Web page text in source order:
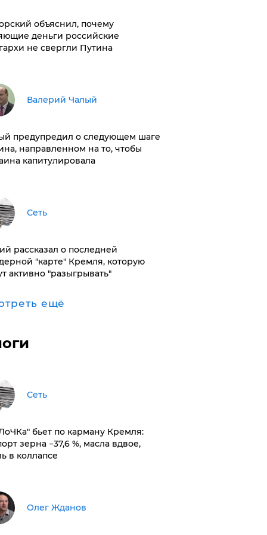
объяснил, почему
деньги российские
не свергли Путина
Валерий Чалый
предупредил о следующем шаге
направленном на то, чтобы
капитулировала
Сеть
рассказал о последней
"карте" Кремля, которую
активно "разыгрывать"
ещё
Сеть
бьет по карману Кремля:
зерна −37,6 %, масла вдвое,
в коллапсе
Олег Жданов